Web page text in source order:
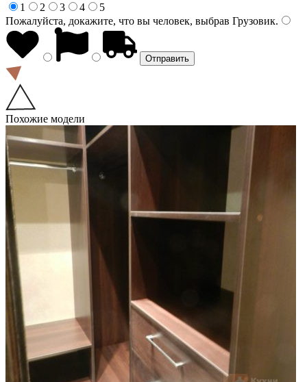
1
2 3 4
5
Пожалуйста, докажите, что вы человек, выбрав Грузовик.
Похожие модели